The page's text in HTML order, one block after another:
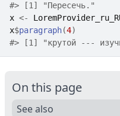
#> [1] "Пересечь."
x <-
x$paragraph(4)
#> [1] "крутой ---
On this page
See also